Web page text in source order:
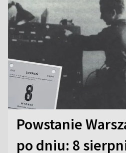
Powstanie
po dniu: 8